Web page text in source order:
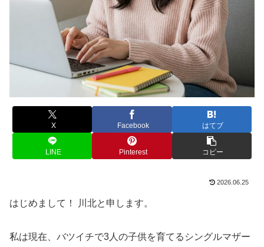
X Facebook はてブ
LINE Pinterest コピー
2026.06.25
はじめまして！ 川北と申します。
私は現在、バツイチで3人の子供を育てるシングルマザー